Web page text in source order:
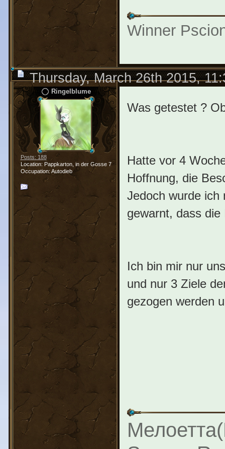
Winner
Thursday, March 26th 2015,
Ringelblume
Posts: 188
Location: Pappkarton, in der Gosse 7
Occupation: Autodieb
Was getestet ?
Hatte vor 4
Hoffnung, die
Jedoch wurde ich
gewarnt, dass
Ich bin mir nur
und nur 3 Ziele
gezogen werden